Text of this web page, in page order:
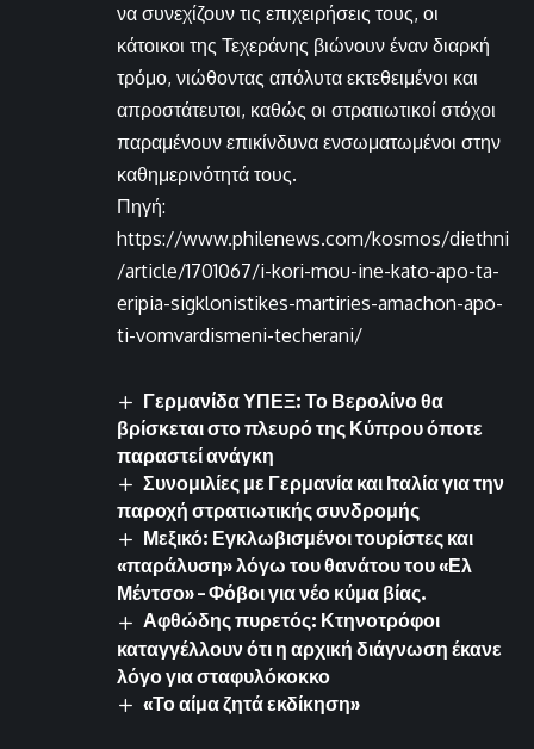
να συνεχίζουν τις επιχειρήσεις τους, οι
κάτοικοι της Τεχεράνης βιώνουν έναν διαρκή
τρόμο, νιώθοντας απόλυτα εκτεθειμένοι και
απροστάτευτοι, καθώς οι στρατιωτικοί στόχοι
παραμένουν επικίνδυνα ενσωματωμένοι στην
καθημερινότητά τους.
Πηγή:
https://www.philenews.com/kosmos/diethni
/article/1701067/i-kori-mou-ine-kato-apo-ta-
eripia-sigklonistikes-martiries-amachon-apo-
ti-vomvardismeni-techerani/
Γερμανίδα ΥΠΕΞ: Το Βερολίνο θα
βρίσκεται στο πλευρό της Κύπρου όποτε
παραστεί ανάγκη
Συνομιλίες με Γερμανία και Ιταλία για την
παροχή στρατιωτικής συνδρομής
Μεξικό: Εγκλωβισμένοι τουρίστες και
«παράλυση» λόγω του θανάτου του «Ελ
Μέντσο» – Φόβοι για νέο κύμα βίας.
Αφθώδης πυρετός: Κτηνοτρόφοι
καταγγέλλουν ότι η αρχική διάγνωση έκανε
λόγο για σταφυλόκοκκο
«Το αίμα ζητά εκδίκηση»